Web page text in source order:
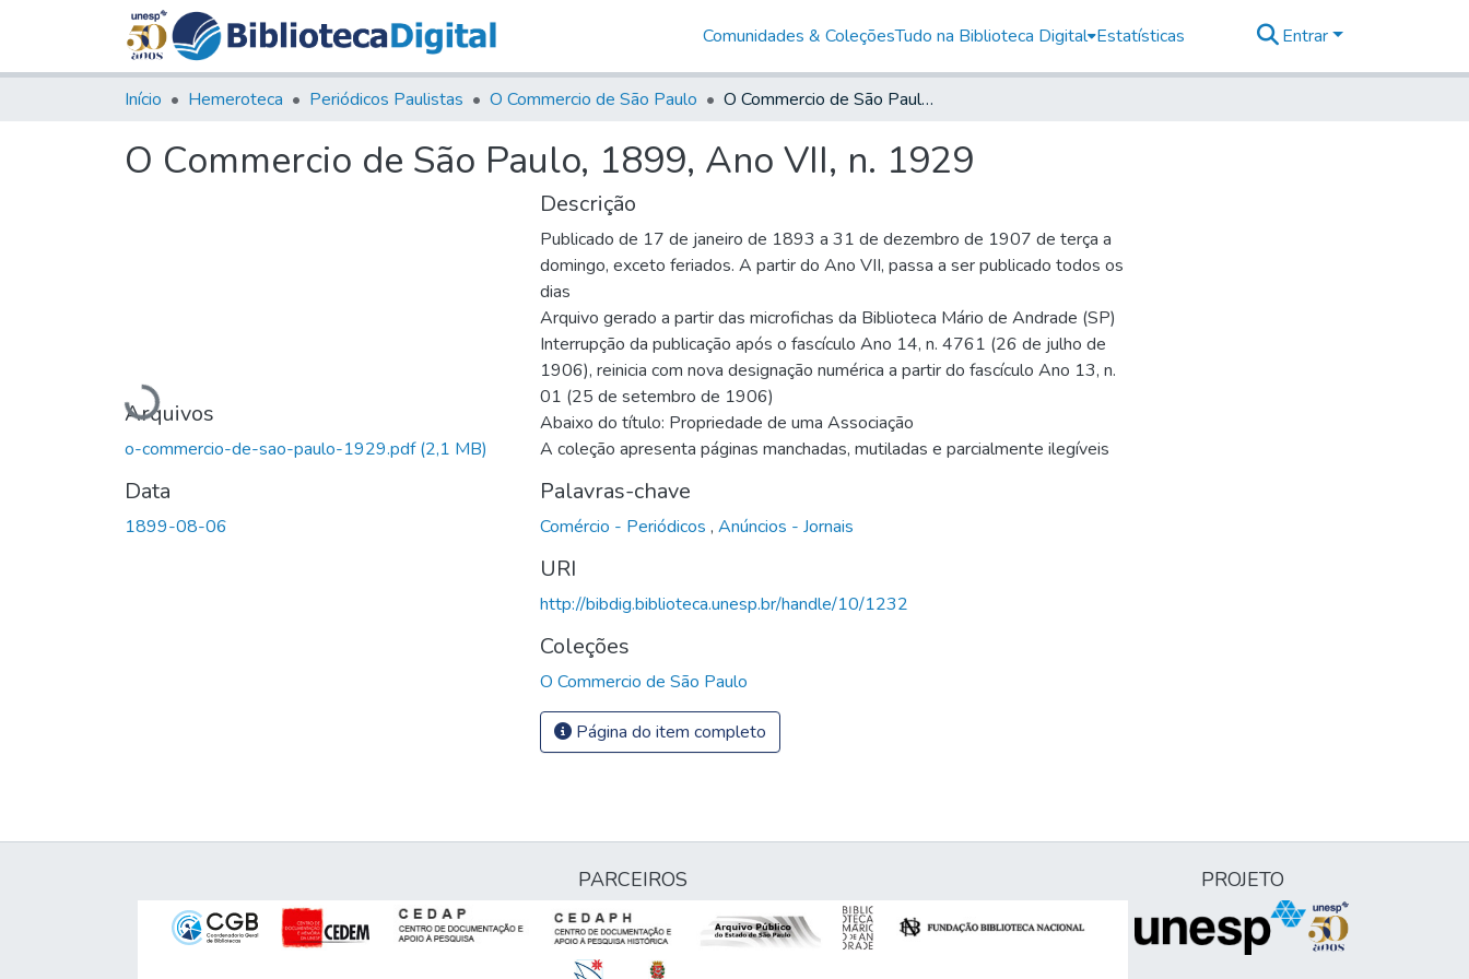
Comunidades & ColeçõesTudo na Biblioteca Digital Estatísticas Entrar
Início Hemeroteca Periódicos Paulistas O Commercio de São Paulo O Commercio de São Paulo, 1899, Ano VII, n. 1929
O Commercio de São Paulo, 1899, Ano VII, n. 1929
Carregando...
Arquivos
o-commercio-de-sao-paulo-1929.pdf(2,1 MB)
Data
1899-08-06
Descrição
Publicado de 17 de janeiro de 1893 a 31 de dezembro de 1907 de terça a
domingo, exceto feriados. A partir do Ano VII, passa a ser publicado todos os
dias
Arquivo gerado a partir das microfichas da Biblioteca Mário de Andrade (SP)
Interrupção da publicação após o fascículo Ano 14, n. 4761 (26 de julho de
1906), reinicia com nova designação numérica a partir do fascículo Ano 13, n.
01 (25 de setembro de 1906)
Abaixo do título: Propriedade de uma Associação
A coleção apresenta páginas manchadas, mutiladas e parcialmente ilegíveis
Palavras-chave
Comércio - Periódicos , Anúncios - Jornais
URI
http://bibdig.biblioteca.unesp.br/handle/10/1232
Coleções
O Commercio de São Paulo
Página do item completo
PARCEIROS PROJETO